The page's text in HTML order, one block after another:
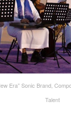
Era” Sonic Brand,
Talent